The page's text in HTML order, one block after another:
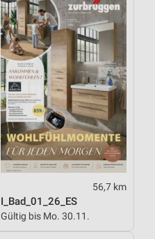
56,7 km
I_Bad_01_26_ES
Gültig bis Mo. 30.11.